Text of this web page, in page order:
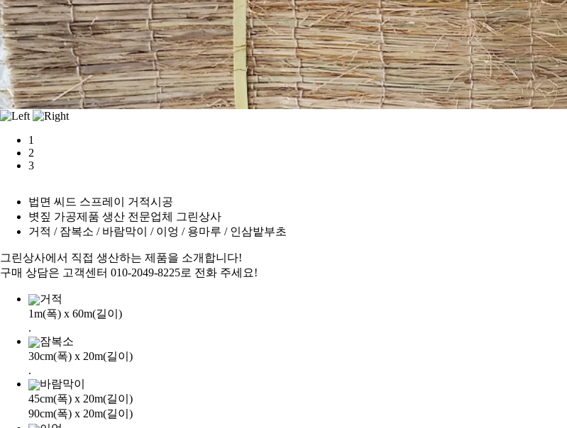
1
2
3
법면 씨드 스프레이 거적시공
볏짚 가공제품 생산 전문업체 그린상사
거적 / 잠복소 / 바람막이 / 이엉 / 용마루 / 인삼밭부초
그린상사에서 직접 생산하는 제품을 소개합니다!
구매 상담은 고객센터 010-2049-8225로 전화 주세요!
거적
1m(폭) x 60m(길이)
.
잠복소
30cm(폭) x 20m(길이)
.
바람막이
45cm(폭) x 20m(길이)
90cm(폭) x 20m(길이)